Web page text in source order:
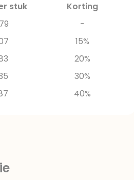
stuk
Korting
-
15%
20%
30%
40%